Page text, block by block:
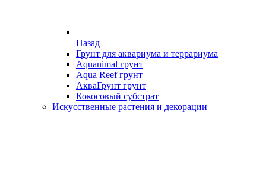
Назад
Грунт для аквариума и террариума
Aquanimal грунт
Aqua Reef грунт
АкваГрунт грунт
Кокосовый субстрат
Искусственные растения и декорации